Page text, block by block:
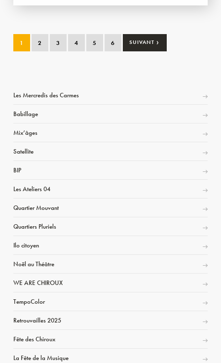
1 2 3 4 5 6 SUIVANT ›
Les Mercredis des Carmes
Babillage
Mix’âges
Satellite
BIP
Les Ateliers 04
Quartier Mouvant
Quartiers Pluriels
Ilo citoyen
Noël au Théâtre
WE ARE CHIROUX
TempoColor
Retrouvailles 2025
Fête des Chiroux
La Fête de la Musique